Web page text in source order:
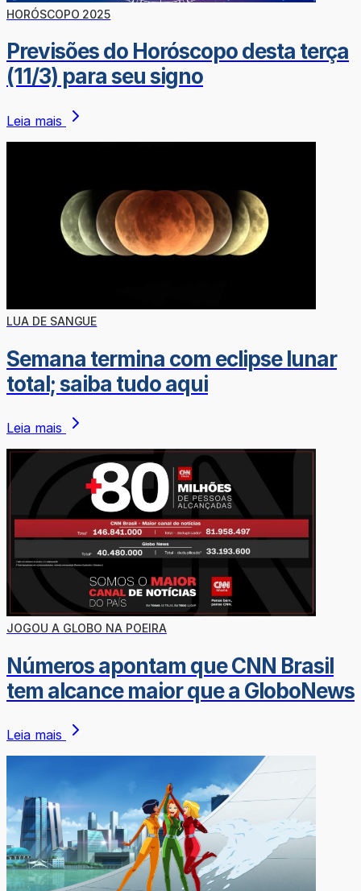
HORÓSCOPO 2025
Previsões do Horóscopo desta terça
(11/3) para seu signo
Leia mais
LUA DE SANGUE
Semana termina com eclipse lunar
total; saiba tudo aqui
Leia mais
JOGOU A GLOBO NA POEIRA
Números apontam que CNN Brasil
tem alcance maior que a GloboNews​
Leia mais